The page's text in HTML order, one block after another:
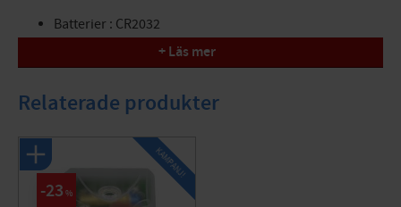
Batterier : CR2032
IP Klass : IP20
+ Läs mer
Relaterade produkter
23 %
KAMPANJ!